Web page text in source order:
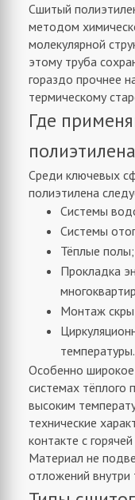
Сшитый
методом
молекулярной
этому труба
гораздо прочнее
термическому
Где
полиэтилена
Среди ключевых
полиэтилена
Системы
Системы
Тёплые полы;
Прокладка
Монтаж
температуры.
Особенно
системах тёплого
высоким
технические
контакте с
Материал не
отложений внутри